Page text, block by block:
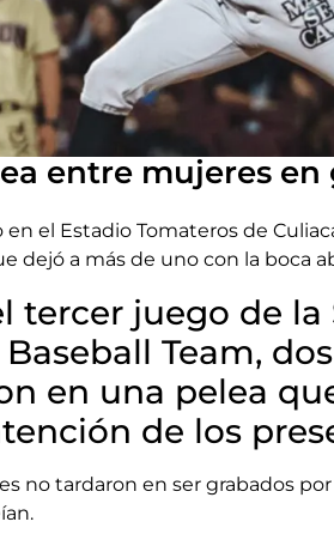
entre mujeres
el Estadio Tomateros de
dejó a más de uno con la boca
tercer juego de la
Team,
en una pelea
de los
no tardaron en ser grabados